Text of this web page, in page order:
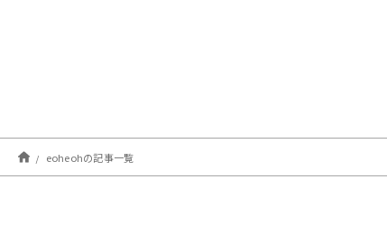
eoheohの記事一覧